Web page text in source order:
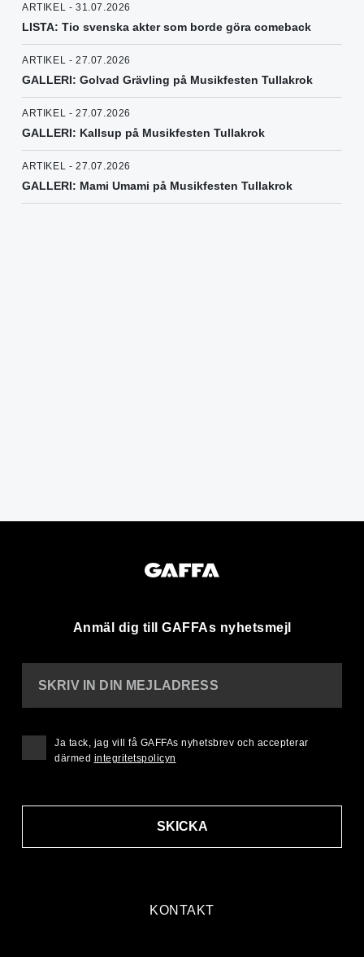
ARTIKEL - 31.07.2026
LISTA: Tio svenska akter som borde göra comeback
ARTIKEL - 27.07.2026
GALLERI: Golvad Grävling på Musikfesten Tullakrok
ARTIKEL - 27.07.2026
GALLERI: Kallsup på Musikfesten Tullakrok
ARTIKEL - 27.07.2026
GALLERI: Mami Umami på Musikfesten Tullakrok
Anmäl dig till GAFFAs nyhetsmejl
KONTAKT
SKRIV IN DIN MEJLADRESS
SKICKA
Ja tack, jag vill få GAFFAs nyhetsbrev och accepterar
därmed integritetspolicyn